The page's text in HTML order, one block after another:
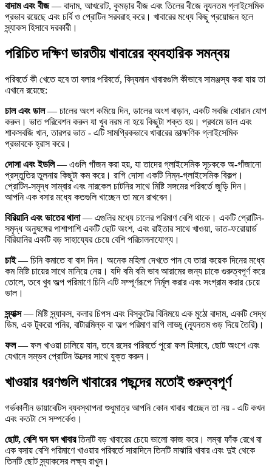
বাদাম এবং বীজ— বাদাম, আখরোট, কুমড়ার বীজ এবং তিলের বীজে ন্যূনতম গ্লাইসেমিক
প্রভাব রয়েছে এবং চর্বি ও প্রোটিন সরবরাহ করে। খাবারের মধ্যে কিছু প্রয়োজন হলে
স্ন্যাকস হিসাবে দরকারী।
পরিচিত দক্ষিণ ভারতীয় খাবারের ব্যবহারিক সমন্বয়
পরিবর্তে কী খেতে হবে তা বলার পরিবর্তে, বিদ্যমান খাবারগুলি কীভাবে সামঞ্জস্য করা যায় তা
এখানে রয়েছে:
চাল এবং ডাল— চালের অংশ কমিয়ে দিন, ডালের অংশ বাড়ান, একটি সবজি থোরান যোগ
করুন। ভাত পরিবেশন করুন যা খুব নরম না হয়ে কিছুটা শক্ত হয়। প্রথমে ডাল এবং
শাকসবজি খান, তারপর ভাত - এটি সামগ্রিকভাবে খাবারের তাত্ক্ষণিক গ্লাইসেমিক
প্রভাবকে হ্রাস করে।
দোসা এবং ইডলি— এগুলি গাঁজন করা হয়, যা তাদের গ্লাইসেমিক সূচককে অ-গাঁজানো
প্রস্তুতির তুলনায় কিছুটা কম করে। রাগি দোসা একটি নিম্ন-গ্লাইসেমিক বিকল্প।
প্রোটিন-সমৃদ্ধ সাম্বার এবং নারকেল চাটনির সাথে মিষ্টি সঙ্গমের পরিবর্তে জুড়ি দিন।
আপনি এক বসার মধ্যে কতগুলি খাচ্ছেন তা মনে রাখবেন।
বিরিয়ানি এবং ভাতের থালা— এগুলির মধ্যে চালের পরিমাণ বেশি থাকে। একটি প্রোটিন-
সমৃদ্ধ অনুষঙ্গের পাশাপাশি একটি ছোট অংশ, এবং রাইতার সাথে খাওয়া, ভাত-ফরোয়ার্ড
বিরিয়ানির একটি বড় সাহায্যের চেয়ে বেশি পরিচালনাযোগ্য।
চাই— চিনি কমাতে বা বাদ দিন। অনেক মহিলা দেখতে পান যে তারা কয়েক দিনের মধ্যে
কম মিষ্টি চায়ের সাথে মানিয়ে নেয়। যদি বমি বমি ভাব আরামের জন্য চাকে গুরুত্বপূর্ণ করে
তোলে, তবে খুব অল্প পরিমাণে চিনি এটি সম্পূর্ণরূপে নির্মূল করার এবং সংগ্রাম করার চেয়ে
ভাল।
স্ন্যাক্স— মিষ্টি স্ন্যাকস, কলার চিপস এবং বিস্কুটের বিনিময়ে এক মুঠো বাদাম, একটি সেদ্ধ
ডিম, এক টুকরো পনির, বাটারমিল্ক বা অল্প পরিমাণ রাগি লাড্ডু (ন্যূনতম গুড় দিয়ে তৈরি)।
ফল— ফল খাওয়া চালিয়ে যান, তবে রসের পরিবর্তে পুরো ফল হিসাবে, ছোট অংশে এবং
যেখানে সম্ভব প্রোটিন উত্সের সাথে যুক্ত করুন।
খাওয়ার ধরণগুলি খাবারের পছন্দের মতোই গুরুত্বপূর্ণ
গর্ভকালীন ডায়াবেটিস ব্যবস্থাপনা শুধুমাত্র আপনি কোন খাবার খাচ্ছেন তা নয় - এটি কখন
এবং কতটা সে সম্পর্কেও।
ছোট, বেশি ঘন ঘন খাবারতিনটি বড় খাবারের চেয়ে ভালো কাজ করে। লম্বা ফাঁক রেখে বা
এক বসায় বেশি পরিমাণে খাওয়ার পরিবর্তে সারাদিনে তিনটি মাঝারি খাবার এবং দুই থেকে
তিনটি ছোট স্ন্যাকসের লক্ষ্য রাখুন।